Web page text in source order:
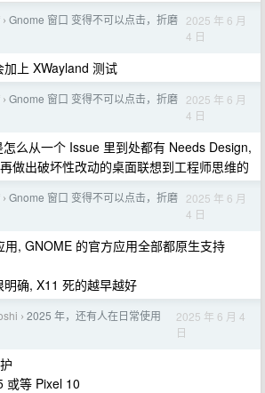
› Gnome 窗口 变得不可以点击，折磨 2025 年 6 月
4 日
上 XWayland 测试
› Gnome 窗口 变得不可以点击，折磨 2025 年 6 月
4 日
么从一个 Issue 里到处都有 Needs Design,
做出破坏性改动的桌面联想到工程师思维的
› Gnome 窗口 变得不可以点击，折磨 2025 年 6 月
4 日
, GNOME 的官方应用全部都原生支持
确, X11 死的越早越好
› 2025 年，还有人在日常使用
2025 年 6 月 4
日
或等 Pixel 10